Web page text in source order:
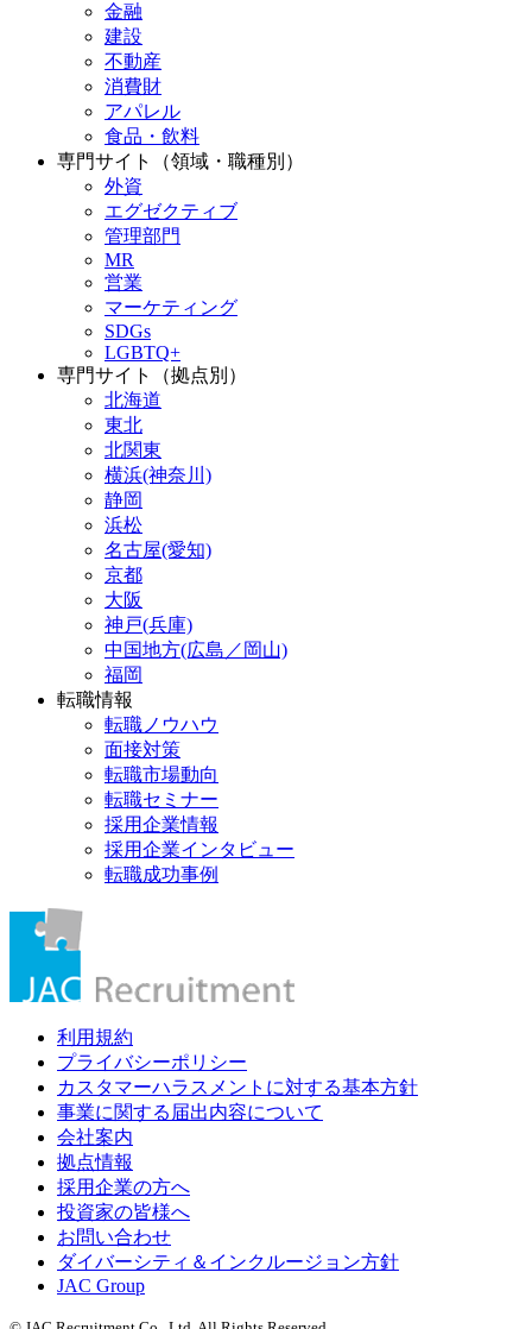
金融
建設
不動産
消費財
アパレル
食品・飲料
専門サイト（領域・職種別）
外資
エグゼクティブ
管理部門
MR
営業
マーケティング
SDGs
LGBTQ+
専門サイト（拠点別）
北海道
東北
北関東
横浜(神奈川)
静岡
浜松
名古屋(愛知)
京都
大阪
神戸(兵庫)
中国地方(広島／岡山)
福岡
転職情報
転職ノウハウ
面接対策
転職市場動向
転職セミナー
採用企業情報
採用企業インタビュー
転職成功事例
利用規約
プライバシーポリシー
カスタマーハラスメントに対する基本方針
事業に関する届出内容について
会社案内
拠点情報
採用企業の方へ
投資家の皆様へ
お問い合わせ
ダイバーシティ＆インクルージョン方針
JAC Group